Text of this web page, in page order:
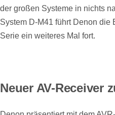
der großen Systeme in nichts
System D-M41 führt Denon die
Serie ein weiteres Mal fort.
Neuer AV-Receiver